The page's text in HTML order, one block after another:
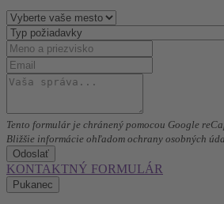
Tento formulár je chránený pomocou Google
Bližšie informácie ohľadom ochrany osobných
Odoslať
KONTAKTNÝ FORMULÁR
Pukanec